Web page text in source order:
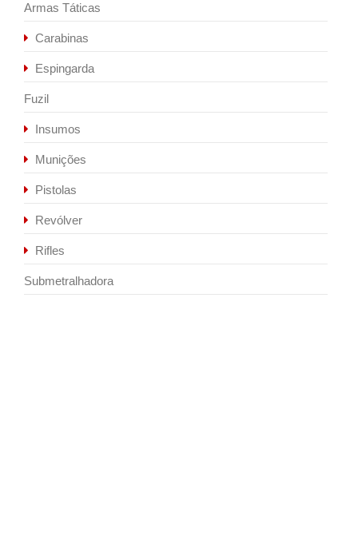
Armas Táticas
Carabinas
Espingarda
Fuzil
Insumos
Munições
Pistolas
Revólver
Rifles
Submetralhadora